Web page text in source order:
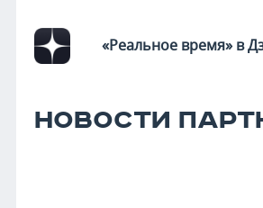
«Реальное время» в
НОВОСТИ